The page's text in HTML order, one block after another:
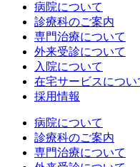
病院について
診療科のご案内
専門治療について
外来受診について
入院について
在宅サービスについ
採用情報
病院について
診療科のご案内
専門治療について